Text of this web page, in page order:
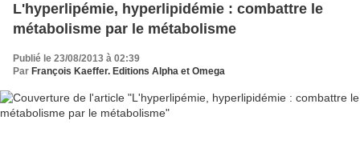
L'hyperlipémie, hyperlipidémie : combattre le
métabolisme par le métabolisme
Publié le 23/08/2013 à 02:39
Par François Kaeffer. Editions Alpha et Omega